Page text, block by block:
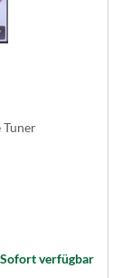
Tuner
Sofort verfügbar